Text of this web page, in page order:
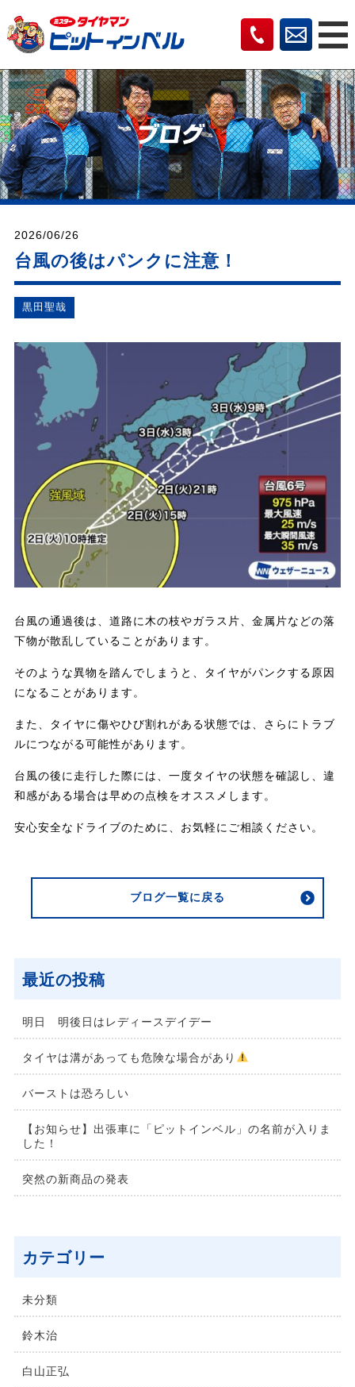
2026/06/26
台風の後はパンクに注意！
黒田聖哉
台風の通過後は、道路に木の枝やガラス片、金属片などの落
下物が散乱していることがあります。
そのような異物を踏んでしまうと、タイヤがパンクする原因
になることがあります。
また、タイヤに傷やひび割れがある状態では、さらにトラブ
ルにつながる可能性があります。
台風の後に走行した際には、一度タイヤの状態を確認し、違
和感がある場合は早めの点検をオススメします。
安心安全なドライブのために、お気軽にご相談ください。
ブログ一覧に戻る
最近の投稿
明日 明後日はレディースデイデー
タイヤは溝があっても危険な場合があり
バーストは恐ろしい
【お知らせ】出張車に「ピットインベル」の名前が入りま
した！
突然の新商品の発表
カテゴリー
未分類
鈴⽊治
⽩⼭正弘